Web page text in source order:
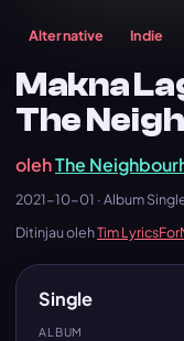
Alternative Indie
Makna
The
olehThe
2021-10-01 · Album
Ditinjau olehTim
Single
ALBUM